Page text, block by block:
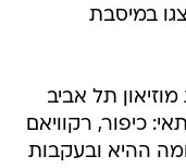
במיסבת
תל אביב
כיפור, רקוויאם
שנה למלחמה ההיא ובעקבות